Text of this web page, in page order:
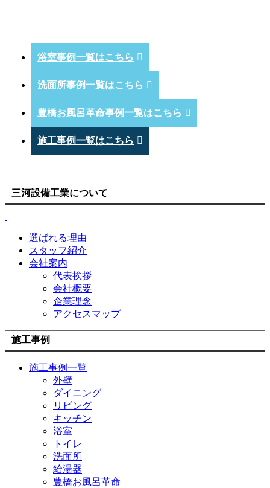
浴室事例一覧はこちら
洗面所事例一覧はこちら
豊橋お風呂革命事例一覧はこちら
施工事例一覧はこちら
三河設備工業について
選ばれる理由
スタッフ紹介
会社案内
代表挨拶
会社概要
企業理念
アクセスマップ
施工事例
施工事例一覧
外壁
ダイニング
リビング
キッチン
浴室
トイレ
洗面所
給湯器
豊橋お風呂革命